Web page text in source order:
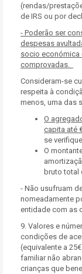
(rendas/
de IRS ou por
- Poderão ser
despesas
socio económica
comprovadas.
Consideram-se
respeita à
menos, uma das
O
capita até
se
O
bruto total
- Não usufruam
nomeadamente
entidade com as
9. Valores e
condições de
(equivalente a
familiar não
crianças que